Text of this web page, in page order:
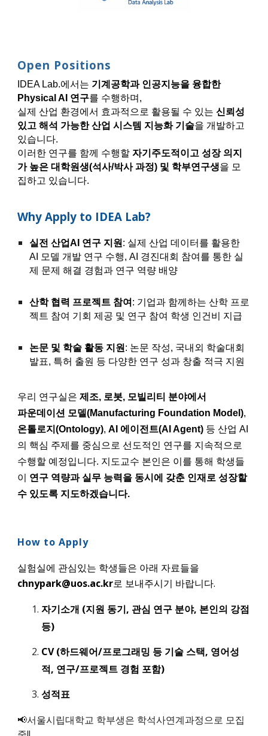
Open Positions
IDEA Lab.에서는 기계공학과 인공지능을 융합한
Physical AI 연구를 수행하며,
실제 산업 환경에서 효과적으로 활용될 수 있는신뢰성
있고 해석 가능한 산업 시스템 지능화 기술을 개발하고
있습니다.
이러한 연구를 함께 수행할자기주도적이고 성장 의지
가 높은 대학원생(석사/박사 과정) 및 학부연구생을 모
집하고 있습니다.
Why Apply to IDEA Lab?
실전 산업AI 연구 지원 : 실제 산업 데이터를 활용한
AI 모델 개발 연구 수행, AI 경진대회 참여를 통한 실
제 문제 해결 경험과 연구 역량 배양
산학 협력 프로젝트 참여 : 기업과 함께하는 산학 프로
젝트 참여 기회 제공 및 연구 참여 학생 인건비 지급
논문 및 학술 활동 지원 : 논문 작성, 국내외 학술대회
발표, 특허 출원 등 다양한 연구 성과 창출 적극 지원
우리 연구실은제조, 로봇, 모빌리티 분야에서
파운데이션 모델(Manufacturing Foundation Model),
온톨로지(Ontology),AI 에이전트(AI Agent) 등 산업 AI
의 핵심 주제를 중심으로 선도적인 연구를 지속적으로
수행할 예정입니다. 지도교수 본인은 이를 통해 학생들
이 연구 역량과 실무 능력을 동시에 갖춘 인재로 성장할
수 있도록 지도하겠습니다.
How to Apply
실험실에 관심있는 학생들은 아래 자료들을
chnypark@uos.ac.kr로 보내주시기 바랍니다.
자기소개 (지원 동기, 관심 연구 분야, 본인의 강점
등)
CV (하드웨어/프로그래밍 등 기술 스택, 영어성
적, 연구/프로젝트 경험 포함)
성적표
📢서울시립대학교 학부생은 학석사연계과정으로 모집